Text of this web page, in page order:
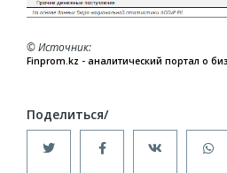
© Источник
Finprom.kz - аналитический портал о